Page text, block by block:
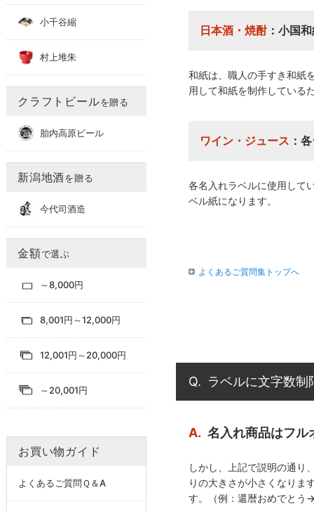
日本酒・焼酎：小国
和紙は、職人の手すき和紙
用して和紙を制作している
ワイン・ジュース ：
各名入れラベルに使用して
ベル紙になります。
よくあるご質問集トップへ
Q. ラベルに文字数制
A. 名入れ商品はフル
しかし、上記で説明の通り
りの大きさが小さくなりま
す。（例：還暦おめでとう
小千谷縮
村上堆朱
クラフトビールを贈る
胎内高原ビール
新潟地酒を贈る
今代司酒造
金額で選ぶ
～8,000円
8,001円～12,000円
12,001円～20,000円
～20,001円
お買い物ガイド
よくあるご質問Ｑ＆A